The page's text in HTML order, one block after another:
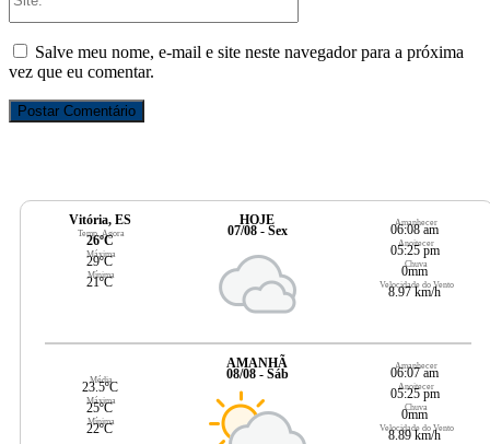
Salve meu nome, e-mail e site neste navegador para a próxima
vez que eu comentar.
Vitória, ES
Temp. Agora
26ºC
Máxima
29ºC
Mínima
21ºC
HOJE
07/08 - Sex
Amanhecer
06:08 am
Anoitecer
05:25 pm
Chuva
0mm
Velocidade do Vento
8.97 km/h
Média
23.5ºC
Máxima
25ºC
Mínima
22ºC
AMANHÃ
08/08 - Sáb
Amanhecer
06:07 am
Anoitecer
05:25 pm
Chuva
0mm
Velocidade do Vento
8.89 km/h